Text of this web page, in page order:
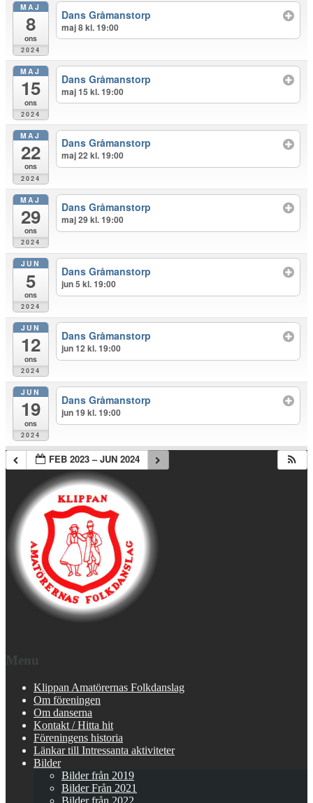
MAJ
8
ons
2024
Dans Gråmanstorp
maj 8 kl. 19:00
MAJ
15
ons
2024
Dans Gråmanstorp
maj 15 kl. 19:00
MAJ
22
ons
2024
Dans Gråmanstorp
maj 22 kl. 19:00
MAJ
29
ons
2024
Dans Gråmanstorp
maj 29 kl. 19:00
JUN
5
ons
2024
Dans Gråmanstorp
jun 5 kl. 19:00
JUN
12
ons
2024
Dans Gråmanstorp
jun 12 kl. 19:00
JUN
19
ons
2024
Dans Gråmanstorp
jun 19 kl. 19:00
FEB 2023 – JUN 2024
Menu
Klippan Amatörernas Folkdanslag
Om föreningen
Om danserna
Kontakt / Hitta hit
Föreningens historia
Länkar till Intressanta aktiviteter
Bilder
Bilder från 2019
Bilder Från 2021
Bilder från 2022